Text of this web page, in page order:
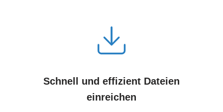
Schnell und effizient Dateien
einreichen